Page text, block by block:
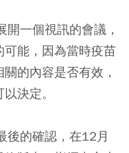
一個視訊的會議，
能，因為當時疫苗
的內容是否有效，
決定。
後的確認，在12月